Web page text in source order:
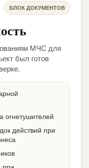
БЛОК ДОКУМЕНТОВ
МЧС для
был готов
огнетушителей
действий при